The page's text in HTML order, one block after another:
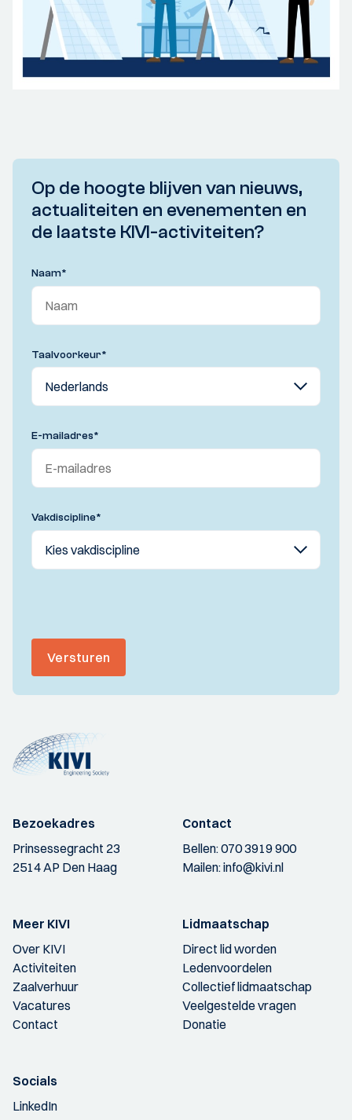
Op de hoogte blijven van nieuws,
actualiteiten en evenementen en
de laatste KIVI-activiteiten?
Naam*
Taalvoorkeur*
E-mailadres*
Vakdiscipline*
Versturen
Bezoekadres
Prinsessegracht 23
2514 AP Den Haag
Contact
Bellen:070 3919 900
Mailen:info@kivi.nl
Meer KIVI
Over KIVI
Activiteiten
Zaalverhuur
Vacatures
Contact
Lidmaatschap
Direct lid worden
Ledenvoordelen
Collectief lidmaatschap
Veelgestelde vragen
Donatie
Socials
LinkedIn